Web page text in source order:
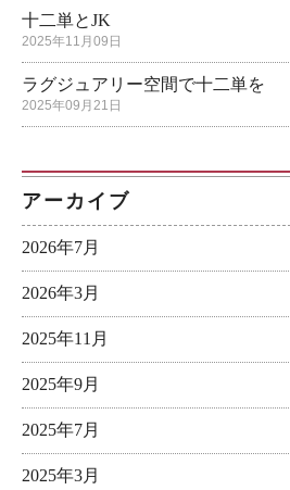
十二単とJK
2025年11月09日
ラグジュアリー空間で十二単を
2025年09月21日
アーカイブ
2026年7月
2026年3月
2025年11月
2025年9月
2025年7月
2025年3月